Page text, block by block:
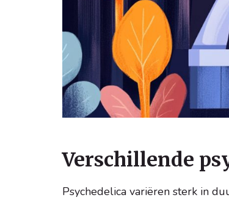
Verschillende
Psychedelica variëren sterk in